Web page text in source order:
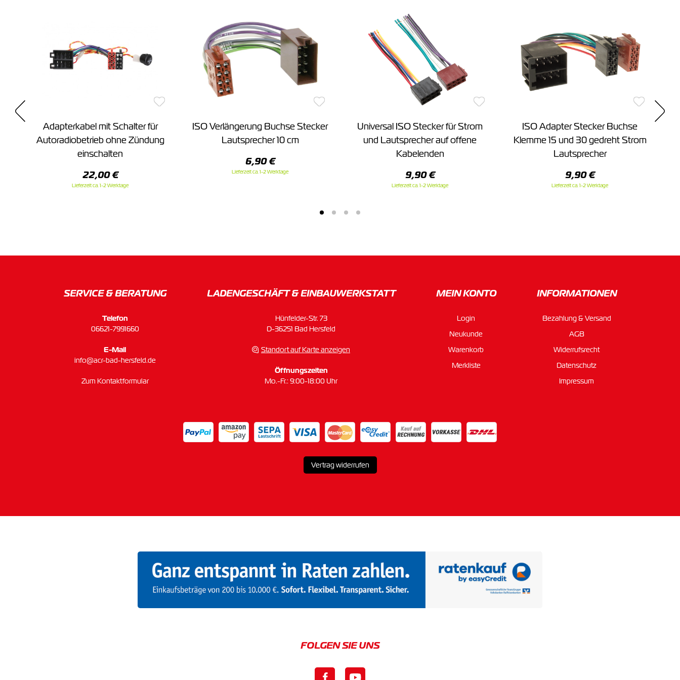
Adapterkabel mit Schalter für
Autoradiobetrieb ohne Zündung
einschalten
22,00 €
Lieferzeit ca. 1-2 Werktage
ISO Verlängerung Buchse Stecker
Lautsprecher 10 cm
6,90 €
Lieferzeit ca. 1-2 Werktage
Universal ISO Stecker für Strom
und Lautsprecher auf offene
Kabelenden
9,90 €
Lieferzeit ca. 1-2 Werktage
ISO Adapter Stecker Buchse
Klemme 15 und 30 gedreht Strom
Lautsprecher
9,90 €
Lieferzeit ca. 1-2 Werktage
SERVICE & BERATUNG
Telefon
06621-7991660
E-Mail
info@acr-bad-hersfeld.de
Zum Kontaktformular
LADENGESCHÄFT & EINBAU­WERKSTATT
Hünfelder-Str. 73
D-36251 Bad Hersfeld
Standort auf Karte anzeigen
Öffnungszeiten
Mo.-Fr.: 9:00-18:00 Uhr
MEIN KONTO
Login
Neukunde
Warenkorb
Merkliste
INFORMATIONEN
Bezahlung & Versand
AGB
Widerrufsrecht
Datenschutz
Impressum
Vertrag widerrufen